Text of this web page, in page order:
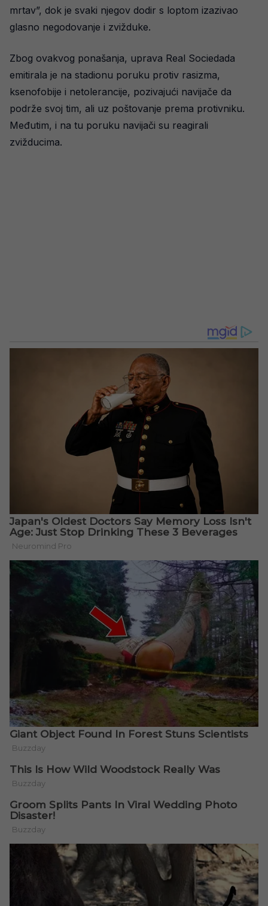
mrtav”, dok je svaki njegov dodir s loptom izazivao
glasno negodovanje i zvižduke.
Zbog ovakvog ponašanja, uprava Real Sociedada
emitirala je na stadionu poruku protiv rasizma,
ksenofobije i netolerancije, pozivajući navijače da
podrže svoj tim, ali uz poštovanje prema protivniku.
Međutim, i na tu poruku navijači su reagirali
zvižducima.